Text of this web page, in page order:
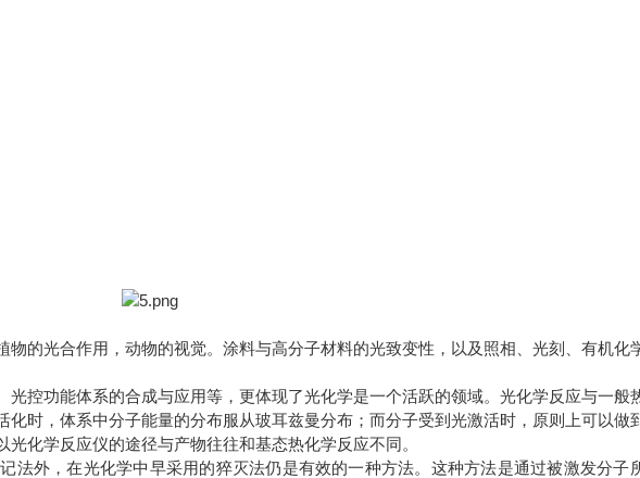
的光合作用，动物的视觉。涂料与高分子材料的光致变性，以及照相、光刻、有机化
控功能体系的合成与应用等，更体现了光化学是一个活跃的领域。光化学反应与一般
时，体系中分子能量的分布服从玻耳兹曼分布；而分子受到光激活时，原则上可以做
化学反应仪的途径与产物往往和基态热化学反应不同。
法外，在光化学中早采用的猝灭法仍是有效的一种方法。这种方法是通过被激发分子